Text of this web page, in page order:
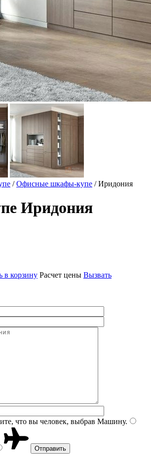
/Офисные шкафы-купе / Иридония
Иридония
в корзину Расчет цены Вызвать
что вы человек, выбрав Машину.